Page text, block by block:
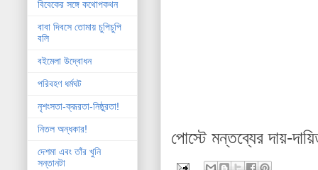
পোস্টে মন্তব্যের দায়-
বিবেকের সঙ্গে কথোপকথন
বাবা দিবসে তোমায় চুপিচুপি
বলি
বইমেলা উদ্বোধন
পরিবহণ ধর্মঘট
নৃশংসতা-ক্রূরতা-নিষ্ঠুরতা!
নিতল অন্ধকার!
দেশমা এবং তাঁর খুনি
সন্তানটা